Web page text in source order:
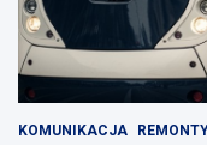
KOMUNIKACJA